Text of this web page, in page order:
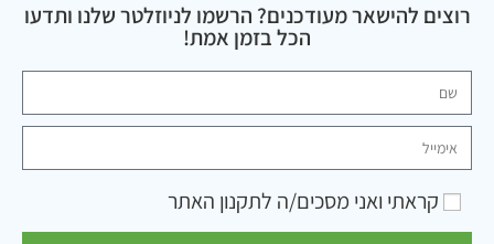
רוצים להישאר מעודכנים? הרשמו לניוזלטר שלנו ותדעו
הכל בזמן אמת!
קראתי ואני מסכים/ה לתקנון האתר